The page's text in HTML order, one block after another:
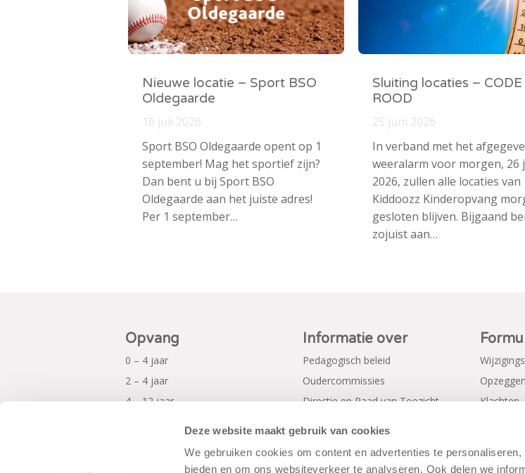
Deze website maakt gebruik van cookies
We gebruiken cookies om content en advertenties te
bieden en om ons websiteverkeer te analyseren. Ook delen we
Nieuwe locatie – Sport BSO
Oldegaarde
16 juli 2026
Sport BSO Oldegaarde opent op 1
september! Mag het sportief zijn?
Dan bent u bij Sport BSO
Oldegaarde aan het juiste adres!
Per 1 september…
Sluiting locaties – CODE
ROOD
25 juni 2026
In verband met het
weeralarm voor morgen, 26
2026, zullen alle locaties van
Kiddoozz Kinderopvang
gesloten blijven. Bijgaand
zojuist aan…
Opvang
0 – 4 jaar
2 – 4 jaar
4 – 12 jaar
Informatie over
Pedagogisch beleid
Oudercommissies
Directie en Raad van Toezicht
Klachten